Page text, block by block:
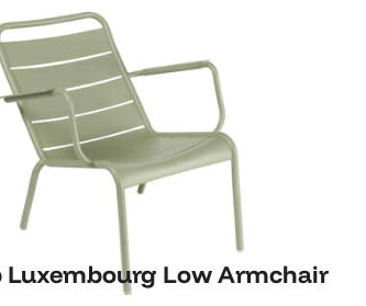
Luxembourg Low Armchair
Luxembourg Low Armchair